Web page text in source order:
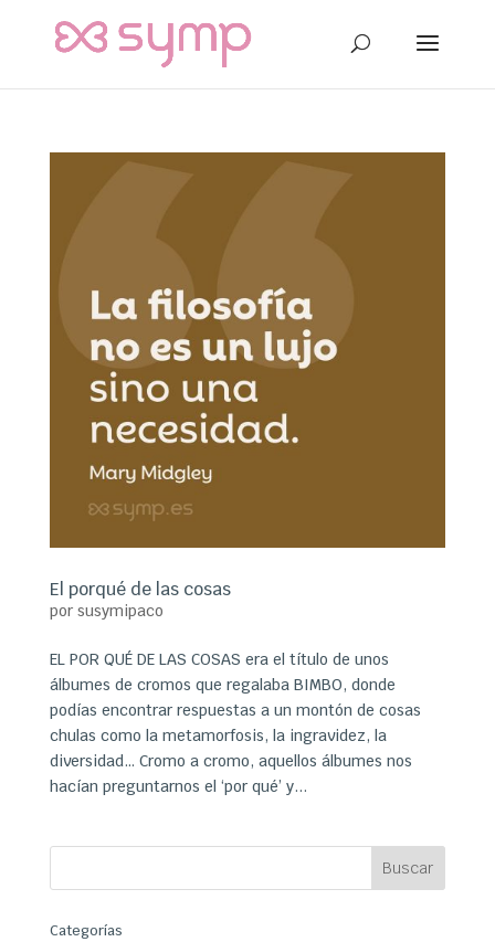
El porqué de las cosas
por susymipaco
EL POR QUÉ DE LAS COSAS era el título de unos
álbumes de cromos que regalaba BIMBO, donde
podías encontrar respuestas a un montón de cosas
chulas como la metamorfosis, la ingravidez, la
diversidad… Cromo a cromo, aquellos álbumes nos
hacían preguntarnos el ‘por qué’ y...
Categorías